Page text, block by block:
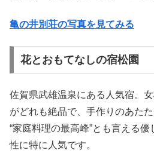
亀の井別荘の写真を見てみる
花とおもてなしの宿松園
佐賀県武雄温泉にある人気宿。
がどれも絶品で、手作りのあた
“家庭料理の最高峰”とも言える
性に特に人気です。